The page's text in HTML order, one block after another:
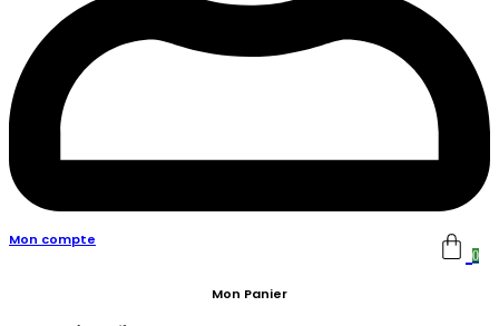
Mon compte
0
Mon Panier